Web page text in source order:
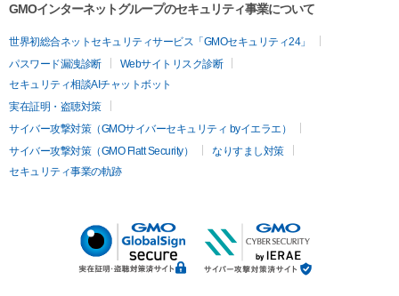
GMOインターネットグループのセキュリティ事業について
世界初総合ネットセキュリティサービス「GMOセキュリティ24」
パスワード漏洩診断
Webサイトリスク診断
セキュリティ相談AIチャットボット
実在証明・盗聴対策
サイバー攻撃対策（GMOサイバーセキュリティ byイエラエ）
サイバー攻撃対策（GMO Flatt Security）
なりすまし対策
セキュリティ事業の軌跡